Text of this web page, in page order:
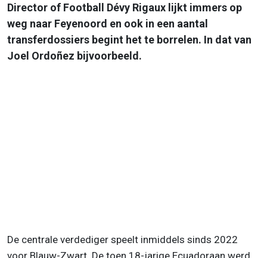
Director of Football Dévy Rigaux lijkt immers op
weg naar Feyenoord en ook in een aantal
transferdossiers begint het te borrelen. In dat van
Joel Ordoñez bijvoorbeeld.
De centrale verdediger speelt inmiddels sinds 2022
voor Blauw-Zwart. De toen 18-jarige Ecuadoraan werd